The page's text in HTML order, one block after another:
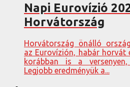
Napi Eurovízió
Horvátország
Horvátország önálló
az Eurovízión, habár
korábban is a versenyen,
Legjobb eredményük a...